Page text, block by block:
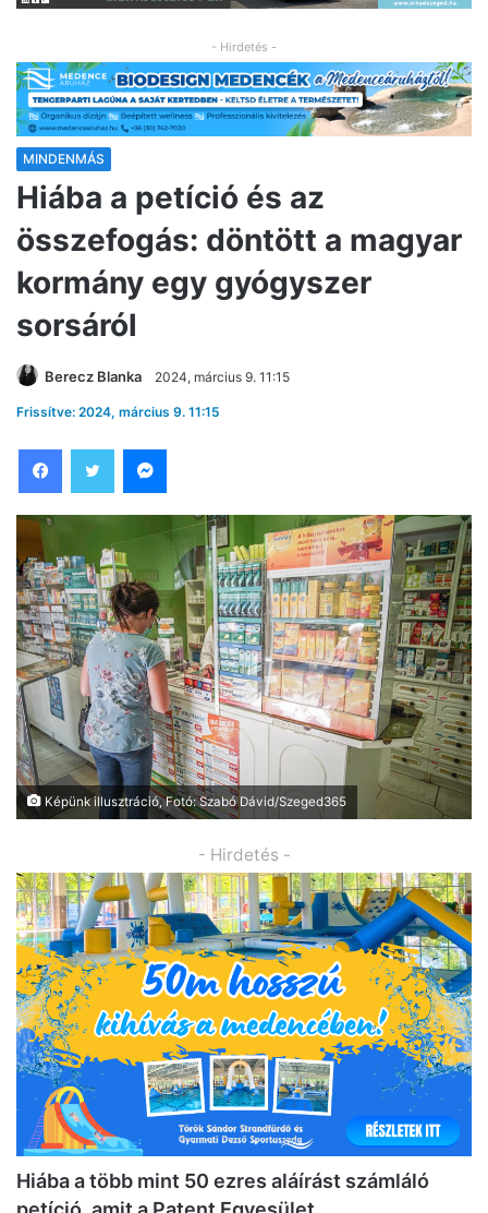
- Hirdetés -
MINDENMÁS
Hiába a petíció és az
összefogás: döntött a magyar
kormány egy gyógyszer
sorsáról
Berecz Blanka 2024, március 9. 11:15
Frissítve: 2024, március 9. 11:15
Képünk illusztráció, Fotó: Szabó Dávid/Szeged365
- Hirdetés -
Hiába a több mint 50 ezres aláírást számláló